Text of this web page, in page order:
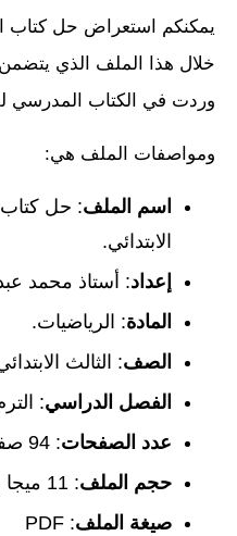
يمكنكم استعراض حل كتاب
خلال هذا الملف الذي يتضمن
وردت في الكتاب المدرسي
ومواصفات الملف هي:
اسم الملف: حل كتاب
الابتدائي.
إعداد: أستاذ محمد
المادة: الرياضيات.
الصف: الثالث
الفصل الدراسي:
عدد الصفحات: 94 صفحة.
حجم الملف: 11 ميجا بايت.
صيغة الملف: PDF